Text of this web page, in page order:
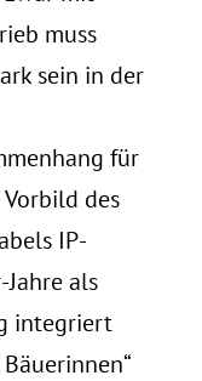
muss
sein in der
für
des
IP-
Jahre als
integriert